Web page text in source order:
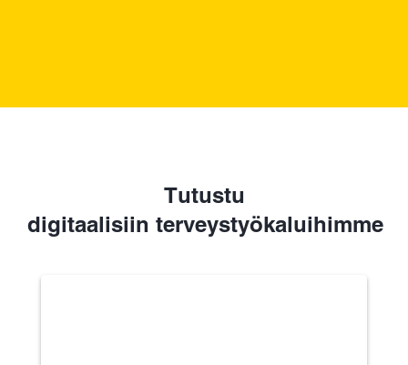
Tutustu
digitaalisiin terveystyökaluihimme